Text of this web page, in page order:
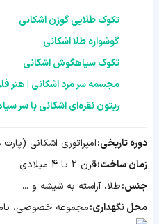
تکوک طلایی گوزن اشکانی
گوشواره طلا اشکانی
تکوک سیاهگوش اشکانی
مجسمه سر مرد اشکانی | هنر
ریتون نقره‌ای اشکانی با سر
دوره تاریخی:امپراتوری اشکانی
زمان ساخت:قرن 2 تا 4 میلادی
جنس:طلا، آراسته به شیشه و ...
محل نگهداری:مجموعه خصوصی،